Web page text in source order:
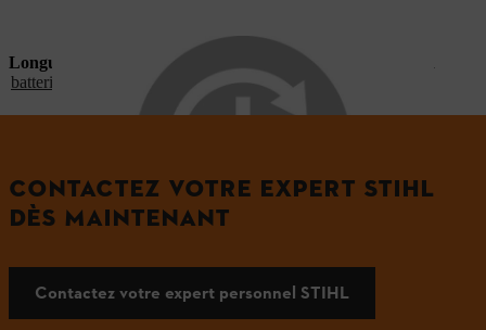
Longue durée de vie :jusqu’à 2 500 cycles de charge avec la
batterie AP 500 S
CONTACTEZ VOTRE EXPERT STIHL
DÈS MAINTENANT
Contactez votre expert personnel STIHL